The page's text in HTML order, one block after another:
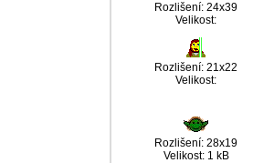
Rozlišení: 24x39
Velikost:
Rozlišení: 21x22
Velikost:
Rozlišení: 28x19
Velikost: 1 kB